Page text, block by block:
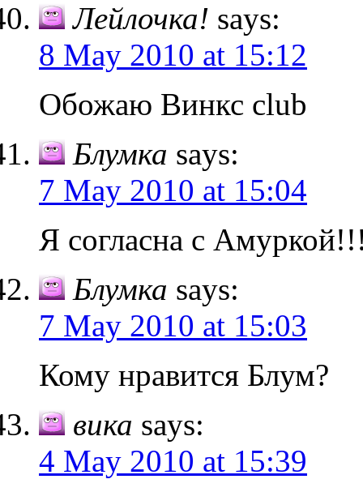
Лейлочка! says:
8 May 2010 at 15:12
Обожаю Винкс club
Блумка says:
7 May 2010 at 15:04
Я согласна с
Блумка says:
7 May 2010 at 15:03
Кому нравится Блум?
вика says:
4 May 2010 at 15:39